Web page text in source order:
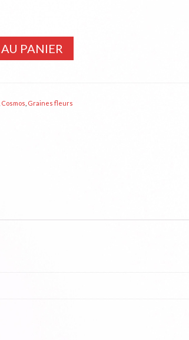
PANIER
Cosmos Graines fleurs